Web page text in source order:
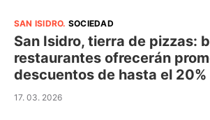
SAN ISIDRO. SOCIEDAD
San Isidro, tierra de pizzas:
restaurantes ofrecerán
descuentos de hasta el 20%
17. 03. 2026